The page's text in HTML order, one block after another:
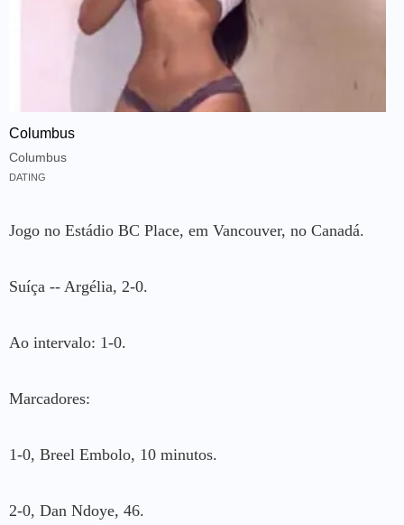
Columbus
Columbus
DATING
Jogo no Estádio BC Place, em Vancouver, no Canadá.
Suíça -- Argélia, 2-0.
Ao intervalo: 1-0.
Marcadores:
1-0, Breel Embolo, 10 minutos.
2-0, Dan Ndoye, 46.